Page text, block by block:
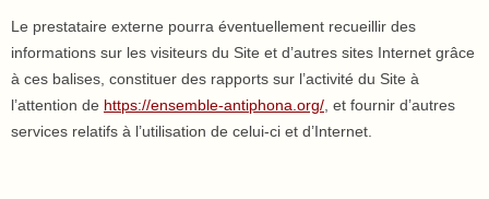
Le prestataire externe pourra éventuellement recueillir des
informations sur les visiteurs du Site et d’autres sites Internet grâce
à ces balises, constituer des rapports sur l’activité du Site à
l’attention de https://ensemble-antiphona.org/, et fournir d’autres
services relatifs à l’utilisation de celui-ci et d’Internet.